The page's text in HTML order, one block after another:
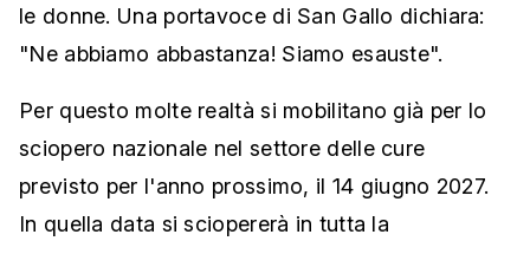
le donne. Una portavoce di San Gallo dichiara:
"Ne abbiamo abbastanza! Siamo esauste".
Per questo molte realtà si mobilitano già per lo
sciopero nazionale nel settore delle cure
previsto per l'anno prossimo, il 14 giugno 2027.
In quella data si sciopererà in tutta la